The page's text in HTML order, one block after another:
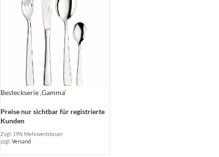
Besteckserie ‚Gamma‘
Preise nur sichtbar für registrierte
Kunden
Zzgl. 19% Mehrwertsteuer
zzgl. Versand